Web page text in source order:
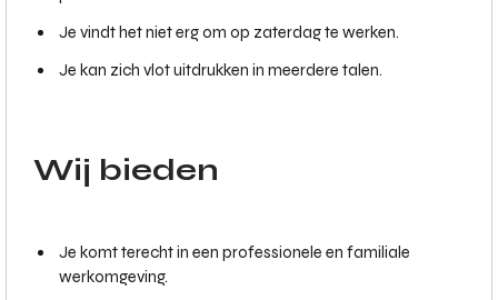
Je vindt het niet erg om op zaterdag te werken.
Je kan zich vlot uitdrukken in meerdere talen.
Wij bieden
Je komt terecht in een professionele en familiale
werkomgeving.